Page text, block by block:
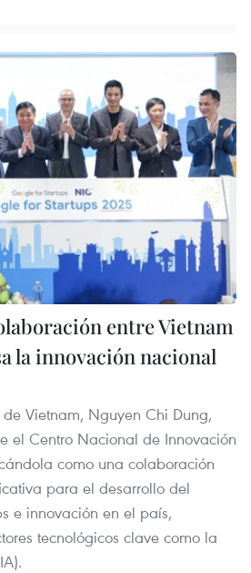
entre Vietnam
la innovación nacional
Vietnam, Nguyen Chi Dung,
el Centro Nacional de Innovación
como una colaboración
para el desarrollo del
e innovación en el país,
tecnológicos clave como la